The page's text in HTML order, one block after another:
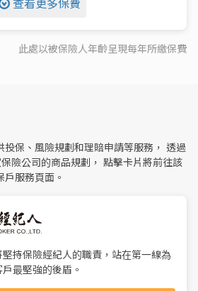
查看更多保費
此處以被保險人年齡呈現每年所繳保費
保、風險規劃和理賠申請等服務， 透過
險公司的商品規劃， 點擊卡片將前往該
服務頁面。
持保險經紀人的職責，站在第一線為
最堅強的後盾。